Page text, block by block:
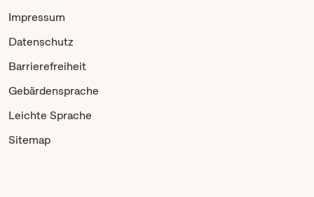
Impressum
Datenschutz
Barrierefreiheit
Gebärdensprache
Leichte Sprache
Sitemap